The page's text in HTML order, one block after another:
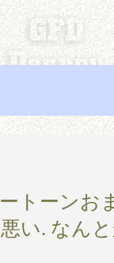
トーンお
い. なん